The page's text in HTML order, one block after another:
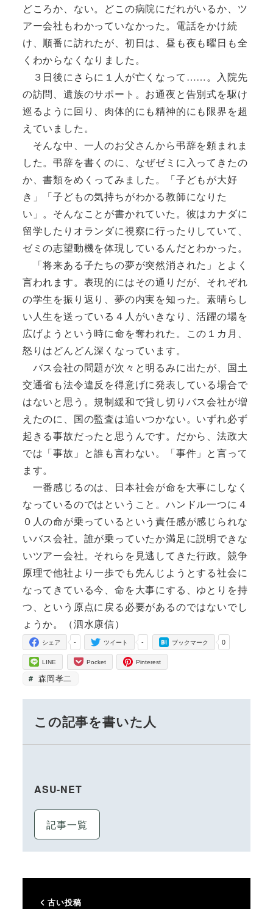
どころか、ない。どこの病院にだれがいるか、ツ
アー会社もわかっていなかった。電話をかけ続
け、順番に訪れたが、初日は、昼も夜も曜日も全
くわからなくなりました。
３日後にさらに１人が亡くなって……。入院先
の訪問、遺族のサポート。お通夜と告別式を駆け
巡るように回り、肉体的にも精神的にも限界を超
えていました。
そんな中、一人のお父さんから弔辞を頼まれま
した。弔辞を書くのに、なぜゼミに入ってきたの
か、書類をめくってみました。「子どもが大好
き」「子どもの気持ちがわかる教師になりた
い」。そんなことが書かれていた。彼はカナダに
留学したりオランダに視察に行ったりしていて、
ゼミの志望動機を体現しているんだとわかった。
「将来ある子たちの夢が突然消された」とよく
言われます。表現的にはその通りだが、それぞれ
の学生を振り返り、夢の内実を知った。素晴らし
い人生を送っている４人がいきなり、活躍の場を
広げようという時に命を奪われた。この１カ月、
怒りはどんどん深くなっています。
バス会社の問題が次々と明るみに出たが、国土
交通省も法令違反を得意げに発表している場合で
はないと思う。規制緩和で貸し切りバス会社が増
えたのに、国の監査は追いつかない。いずれ必ず
起きる事故だったと思うんです。だから、法政大
では「事故」と誰も言わない。「事件」と言って
ます。
一番感じるのは、日本社会が命を大事にしなく
なっているのではということ。ハンドル一つに４
０人の命が乗っているという責任感が感じられな
いバス会社。誰が乗っていたか満足に説明できな
いツアー会社。それらを見逃してきた行政。競争
原理で他社より一歩でも先んじようとする社会に
なってきている今、命を大事にする、ゆとりを持
つ、という原点に戻る必要があるのではないでし
ょうか。（泗水康信）
-
シェア -
ツイート 0
ブックマーク
LINE Pocket Pinterest
森岡孝二
この記事を書いた人
ASU-NET
記事一覧
古い投稿